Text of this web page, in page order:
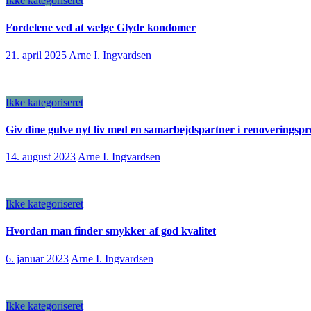
Fordelene ved at vælge Glyde kondomer
21. april 2025 Arne I. Ingvardsen
Ikke kategoriseret
Giv dine gulve nyt liv med en samarbejdspartner i
14. august 2023 Arne I. Ingvardsen
Ikke kategoriseret
Hvordan man finder smykker af god kvalitet
6. januar 2023 Arne I. Ingvardsen
Ikke kategoriseret